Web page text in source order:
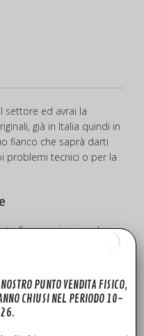
settore ed avrai la
già in Italia quindi in
fianco che saprà darti
problemi tecnici o per la
e vuoi inviarcelo per
per un controllo? Vuoi
dji Mavic AIR 2s
servizio di ASSISTENZA
PUNTO VENDITA FISICO,
CHIUSI NEL PERIODO 10-